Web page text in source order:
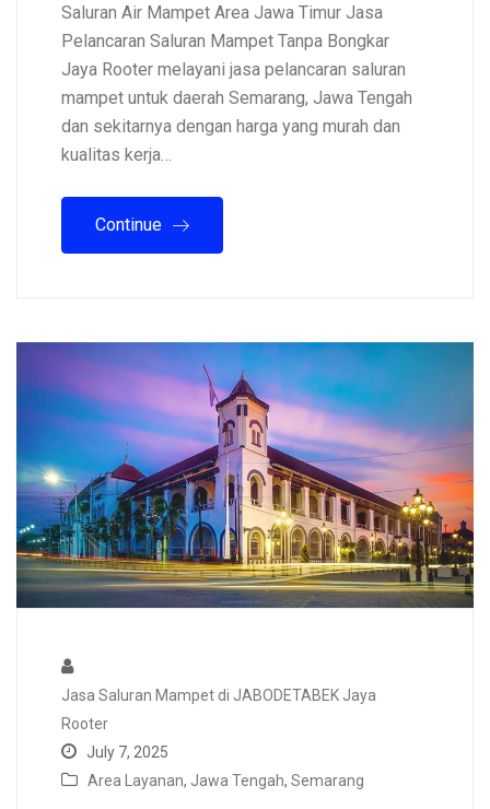
Saluran Air Mampet Area Jawa Timur Jasa
Pelancaran Saluran Mampet Tanpa Bongkar
Jaya Rooter melayani jasa pelancaran saluran
mampet untuk daerah Semarang, Jawa Tengah
dan sekitarnya dengan harga yang murah dan
kualitas kerja…
Continue
Jasa Saluran Mampet di JABODETABEK Jaya
Rooter
July 7, 2025
Area Layanan, Jawa Tengah, Semarang